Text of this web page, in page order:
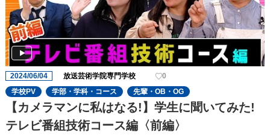
2024/06/04 放送芸術学院専門学校
0
学校PV
学部・学科・コース 先輩・OB・OG
【カメラマンに私はなる!】学生に聞いてみた!
テレビ番組技術コース編〈前編〉